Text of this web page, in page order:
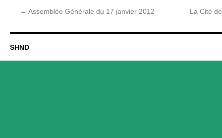
← Assemblée Générale du 17 janvier 2012 La Cité
SHND